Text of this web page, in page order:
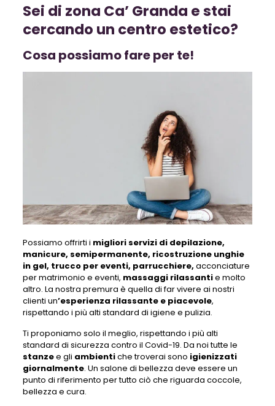
Sei di zona Ca’ Granda e stai
cercando un centro estetico?
Cosa possiamo fare per te!
Possiamo offrirti i migliori servizi di depilazione,
manicure, semipermanente, ricostruzione unghie
in gel, trucco per eventi, parrucchiere, acconciature
per matrimonio e eventi, massaggi rilassantie molto
altro. La nostra premura è quella di far vivere ai nostri
clienti un’esperienza rilassante e piacevole,
rispettando i più alti standard di igiene e pulizia.
Ti proponiamo solo il meglio, rispettando i più alti
standard di sicurezza contro il Covid-19. Da noi tutte le
stanzee gli ambientiche troverai sono igienizzati
giornalmente. Un salone di bellezza deve essere un
punto di riferimento per tutto ciò che riguarda coccole,
bellezza e cura.